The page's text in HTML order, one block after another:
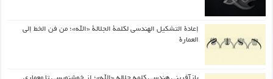
إعادة التشكيل الهندسي لكلمة الجلالة «الله»؛ من فن الخط إلى
العمارة